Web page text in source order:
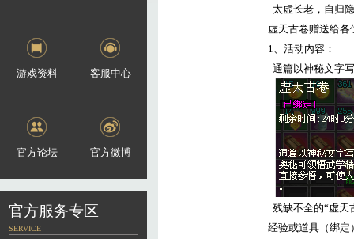
游戏资料 客服中心
官方论坛 官方微博
官方服务专区
SERVICE
太虚长老，自归
虚天古卷赠送给
1、活动内容：
通篇以神秘文字
残缺不全的“虚天
经验或道具（绑定